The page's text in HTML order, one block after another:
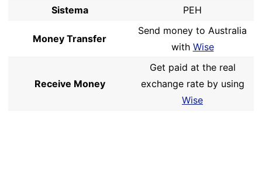
Sistema
PEH
Money Transfer
Send money to Australia
with Wise
Receive Money
Get paid at the real
exchange rate by using
Wise